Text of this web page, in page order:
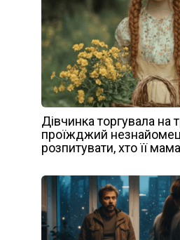
Дівчинка торгувала на
проїжджий
розпитувати, хто її мама